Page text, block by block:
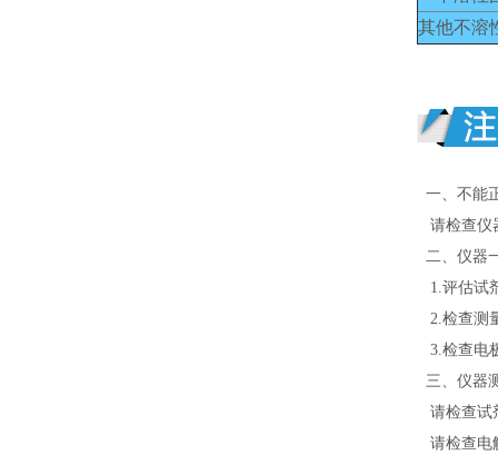
其他不溶
一、不能
请检查仪
二、仪器
1.评估试
2.检查测
3.检查电
三、仪器
请检查试
请检查电